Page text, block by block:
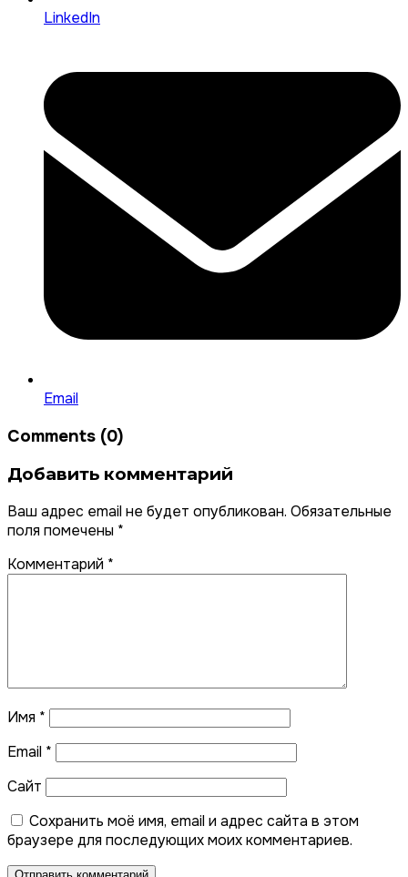
LinkedIn
Email
Comments (0)
Добавить комментарий
Ваш адрес email не будет опубликован. Обязательные
поля помечены *
Комментарий *
Имя *
Email *
Сайт
Сохранить моё имя, email и адрес сайта в этом
браузере для последующих моих комментариев.